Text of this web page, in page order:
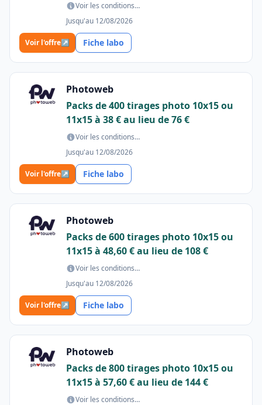
Voir les conditions…
Jusqu'au 12/08/2026
Voir l'offre↗ Fiche labo
Photoweb
Packs de 400 tirages photo 10x15 ou
11x15 à 38 € au lieu de 76 €
Voir les conditions…
Jusqu'au 12/08/2026
Voir l'offre↗ Fiche labo
Photoweb
Packs de 600 tirages photo 10x15 ou
11x15 à 48,60 € au lieu de 108 €
Voir les conditions…
Jusqu'au 12/08/2026
Voir l'offre↗ Fiche labo
Photoweb
Packs de 800 tirages photo 10x15 ou
11x15 à 57,60 € au lieu de 144 €
Voir les conditions…